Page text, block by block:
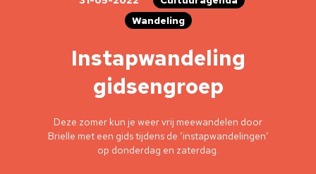
Wandeling
Instapwandeling
gidsengroep
Deze zomer kun je weer vrij meewandelen door
Brielle met een gids tijdens de ‘instapwandelingen’
op donderdag en zaterdag.